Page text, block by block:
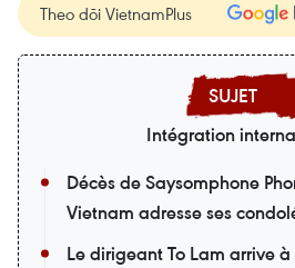
Theo dõi VietnamPlus
Intégration
Décès de Saysomphone
Vietnam adresse ses
Le dirigeant To Lam arrive